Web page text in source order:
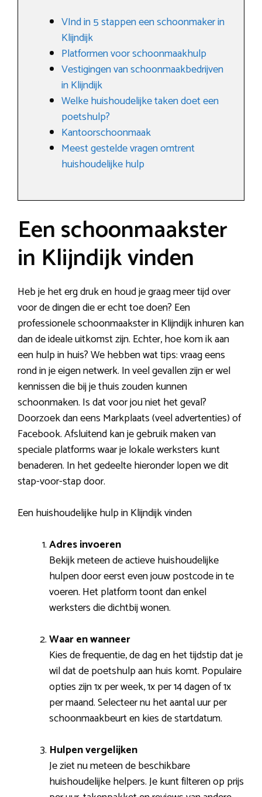
VInd in 5 stappen een schoonmaker in
Klijndijk
Platformen voor schoonmaakhulp
Vestigingen van schoonmaakbedrijven
in Klijndijk
Welke huishoudelijke taken doet een
poetshulp?
Kantoorschoonmaak
Meest gestelde vragen omtrent
huishoudelijke hulp
Een schoonmaakster
in Klijndijk vinden
Heb je het erg druk en houd je graag meer tijd over
voor de dingen die er echt toe doen? Een
professionele schoonmaakster in Klijndijk inhuren kan
dan de ideale uitkomst zijn. Echter, hoe kom ik aan
een hulp in huis? We hebben wat tips: vraag eens
rond in je eigen netwerk. In veel gevallen zijn er wel
kennissen die bij je thuis zouden kunnen
schoonmaken. Is dat voor jou niet het geval?
Doorzoek dan eens Markplaats (veel advertenties) of
Facebook. Afsluitend kan je gebruik maken van
speciale platforms waar je lokale werksters kunt
benaderen. In het gedeelte hieronder lopen we dit
stap-voor-stap door.
Een huishoudelijke hulp in Klijndijk vinden
Adres invoeren
Bekijk meteen de actieve huishoudelijke
hulpen door eerst even jouw postcode in te
voeren. Het platform toont dan enkel
werksters die dichtbij wonen.
Waar en wanneer
Kies de frequentie, de dag en het tijdstip dat je
wil dat de poetshulp aan huis komt. Populaire
opties zijn 1x per week, 1x per 14 dagen of 1x
per maand. Selecteer nu het aantal uur per
schoonmaakbeurt en kies de startdatum.
Hulpen vergelijken
Je ziet nu meteen de beschikbare
huishoudelijke helpers. Je kunt filteren op prijs